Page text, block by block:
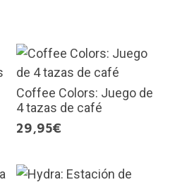
Coffee Colors: Juego de
4 tazas de café
29,95€